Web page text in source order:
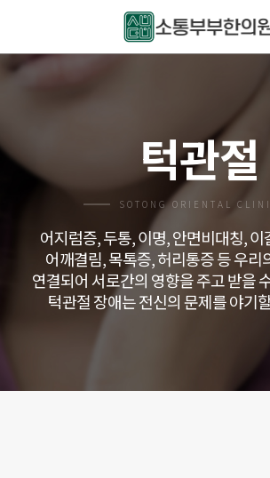
턱관절
SOTONG ORIENTAL
어지럼증, 두통, 이명, 안면비대칭,
어깨결림, 목톡증, 허리통증 등 우리
연결되어 서로간의 영향을 주고 받을
턱관절 장애는 전신의 문제를 야기